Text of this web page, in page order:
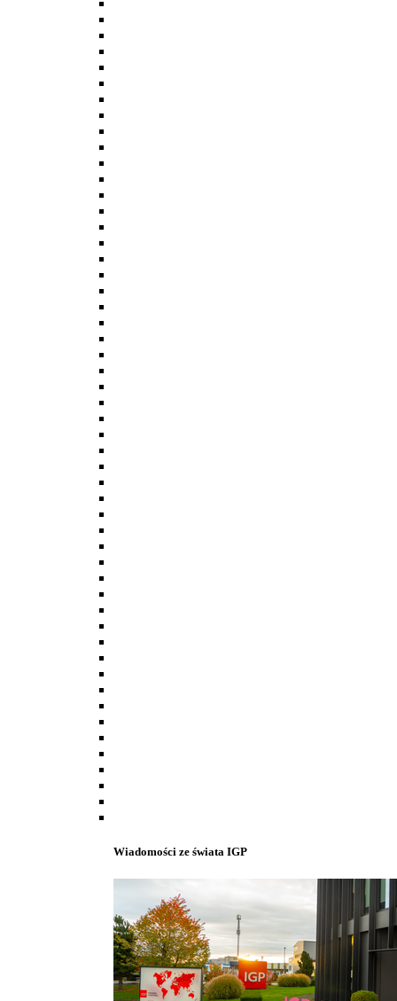
Wiadomości ze świata IGP